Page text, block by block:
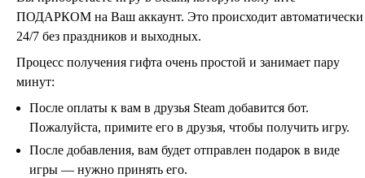
ПОДАРКОМ на Ваш аккаунт. Это происходит автоматически
24/7 без праздников и выходных.
Процесс получения гифта очень простой и занимает пару
минут:
После оплаты к вам в друзья Steam добавится бот.
Пожалуйста, примите его в друзья, чтобы получить игру.
После добавления, вам будет отправлен подарок в виде
игры — нужно принять его.